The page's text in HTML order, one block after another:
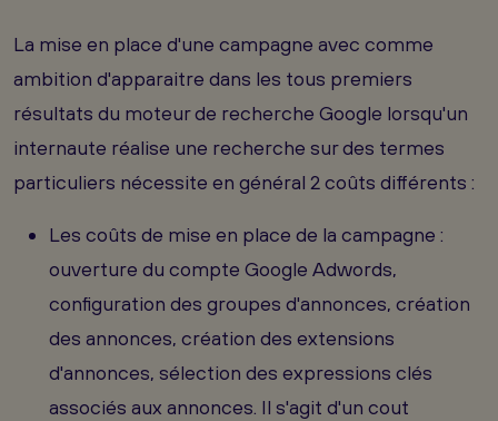
La mise en place d'une campagne avec comme
ambition d'apparaitre dans les tous premiers
résultats du moteur de recherche Google lorsqu'un
internaute réalise une recherche sur des termes
particuliers nécessite en général 2 coûts différents :
Les coûts de mise en place de la campagne :
ouverture du compte Google Adwords,
configuration des groupes d'annonces, création
des annonces, création des extensions
d'annonces, sélection des expressions clés
associés aux annonces. Il s'agit d'un cout